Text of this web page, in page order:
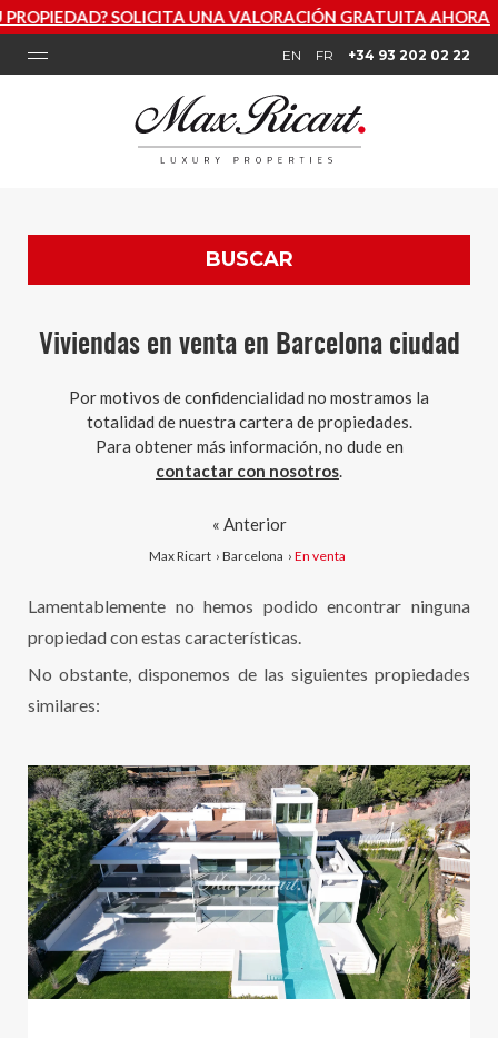
UNA VALORACIÓN GRATUITA AHORA
EN FR +34 93 202 02 22
BUSCAR
Viviendas en venta en Barcelona ciudad
Por motivos de confidencialidad no mostramos la
totalidad de nuestra cartera de propiedades.
Para obtener más información, no dude en
contactar con nosotros.
Max Ricart › Barcelona › En venta
« Anterior
Lamentablemente no hemos podido encontrar ninguna
propiedad con estas características.
No obstante, disponemos de las siguientes propiedades
similares: